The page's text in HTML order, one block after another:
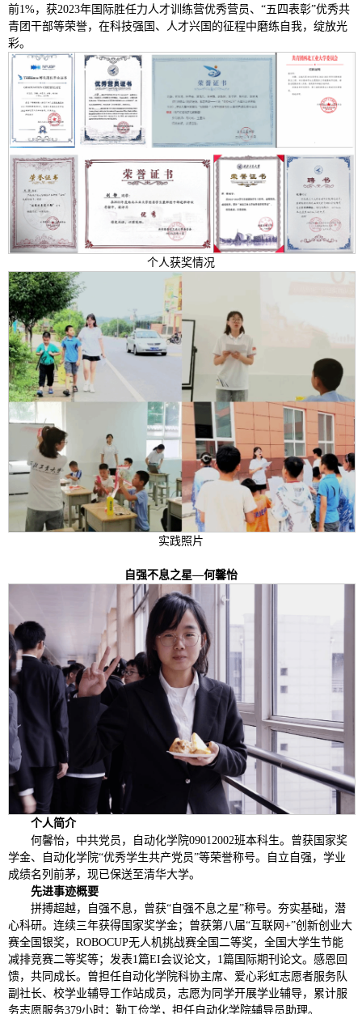
前1%，获2023年国际胜任力人才训练营优秀营员、“五四表彰”优秀共
青团干部等荣誉，在科技强国、人才兴国的征程中磨练自我，绽放光
彩。
个人获奖情况
实践照片
自强不息之星—何馨怡
个人简介
何馨怡，中共党员，自动化学院09012002班本科生。曾获国家奖
学金、自动化学院“优秀学生共产党员”等荣誉称号。自立自强，学业
成绩名列前茅，现已保送至清华大学。
先进事迹概要
拼搏超越，自强不息，曾获“自强不息之星”称号。夯实基础，潜
心科研。连续三年获得国家奖学金；曾获第八届“互联网+”创新创业大
赛全国银奖，ROBOCUP无人机挑战赛全国二等奖，全国大学生节能
减排竞赛二等奖等；发表1篇EI会议论文，1篇国际期刊论文。感恩回
馈，共同成长。曾担任自动化学院科协主席、爱心彩虹志愿者服务队
副社长、校学业辅导工作站成员，志愿为同学开展学业辅导，累计服
务志愿服务379小时；勤工俭学，担任自动化学院辅导员助理。